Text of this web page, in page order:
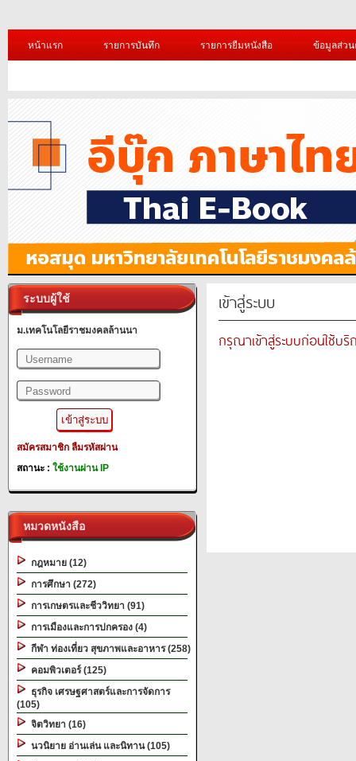
หน้าแรก รายการบันทึก รายการยืมหนังสือ ข้อมูลส่ว
ระบบผู้ใช้
ม.เทคโนโลยีราชมงคลล้านนา
สมัครสมาชิก ลืมรหัสผ่าน
สถานะ : ใช้งานผ่าน IP
หมวดหนังสือ
กฎหมาย (12)
การศึกษา (272)
การเกษตรและชีววิทยา (91)
การเมืองและการปกครอง (4)
กีฬา ท่องเที่ยว สุขภาพและอาหาร (258)
คอมพิวเตอร์ (125)
ธุรกิจ เศรษฐศาสตร์และการจัดการ
(105)
จิตวิทยา (16)
นวนิยาย อ่านเล่น และนิทาน (105)
เข้าสู่ระบบ
กรุณาเข้าสู่ระบบก่อนใช้บริ